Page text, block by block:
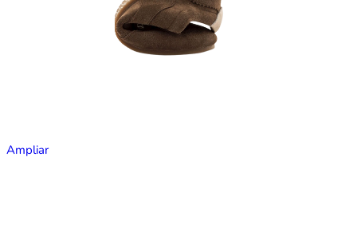
Ampliar